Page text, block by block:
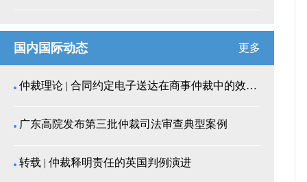
国内国际动态 更多
仲裁理论 | 合同约定电子送达在商事仲裁中的效力认...
广东高院发布第三批仲裁司法审查典型案例
转载 | 仲裁释明责任的英国判例演进